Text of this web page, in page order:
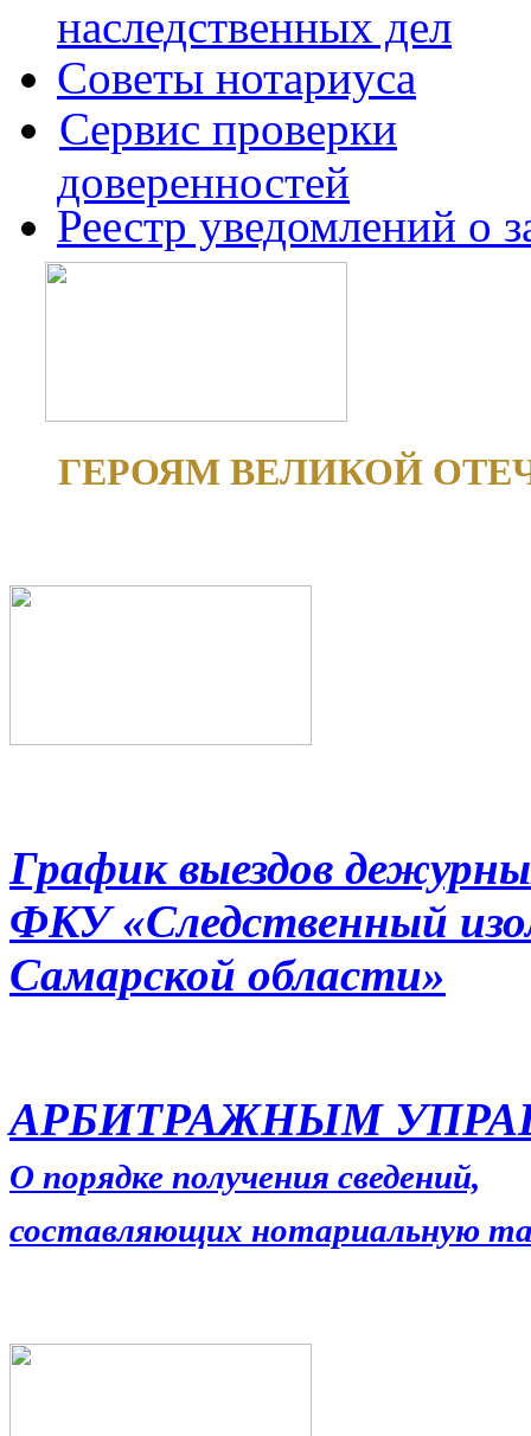
наследственных дел
Советы нотариуса
Сервис проверки
доверенностей
Реестр уведомлений о
ГЕРОЯМ ВЕЛИКОЙ
График выездов
ФКУ «Следственный
Самарской области»
АРБИТРАЖНЫМ
О порядке получения сведений,
составляющих нотариальную